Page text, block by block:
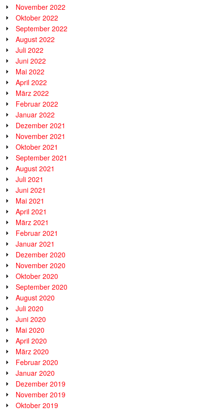
November 2022
Oktober 2022
September 2022
August 2022
Juli 2022
Juni 2022
Mai 2022
April 2022
März 2022
Februar 2022
Januar 2022
Dezember 2021
November 2021
Oktober 2021
September 2021
August 2021
Juli 2021
Juni 2021
Mai 2021
April 2021
März 2021
Februar 2021
Januar 2021
Dezember 2020
November 2020
Oktober 2020
September 2020
August 2020
Juli 2020
Juni 2020
Mai 2020
April 2020
März 2020
Februar 2020
Januar 2020
Dezember 2019
November 2019
Oktober 2019